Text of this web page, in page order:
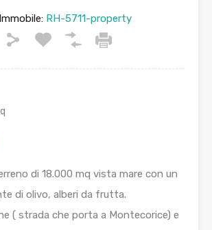
RH-5711-property
di 18.000 mq vista mare con un
di olivo, alberi da frutta.
( strada che porta a Montecorice) e